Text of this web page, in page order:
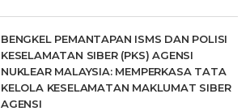
BENGKEL PEMANTAPAN ISMS DAN POLISI
KESELAMATAN SIBER (PKS) AGENSI
NUKLEAR MALAYSIA: MEMPERKASA TATA
KELOLA KESELAMATAN MAKLUMAT SIBER
AGENSI